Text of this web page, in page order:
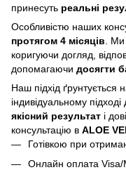
принесуть реальні
Особливістю наших
протягом 4 місяців .
коригуючи догляд,
допомагаючи досягти
Наш підхід ґрунтується
індивідуальному
якісний результат і
консультацію в ALOE
Готівкою при
Онлайн оплата